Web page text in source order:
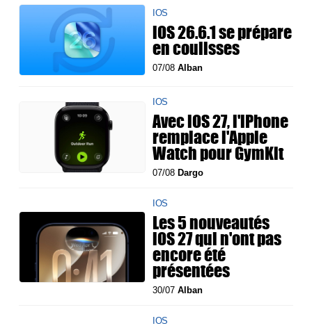
IOS
iOS 26.6.1 se prépare
en coulisses
07/08Alban
IOS
Avec iOS 27, l'iPhone
remplace l'Apple
Watch pour GymKit
07/08 Dargo
IOS
Les 5 nouveautés
iOS 27 qui n'ont pas
encore été
présentées
30/07Alban
IOS